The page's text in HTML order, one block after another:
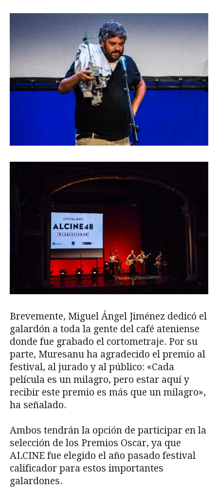
Brevemente, Miguel Ángel Jiménez dedicó el
galardón a toda la gente del café ateniense
donde fue grabado el cortometraje. Por su
parte, Muresanu ha agradecido el premio al
festival, al jurado y al público: «Cada
película es un milagro, pero estar aquí y
recibir este premio es más que un milagro»,
ha señalado.
Ambos tendrán la opción de participar en la
selección de los Premios Oscar, ya que
ALCINE fue elegido el año pasado festival
calificador para estos importantes
galardones.